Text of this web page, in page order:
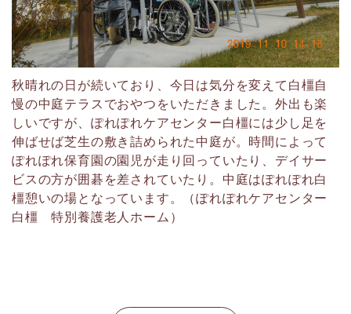
秋晴れの日が続いており、今日は気分を変えて白橿自
慢の中庭テラスでおやつをいただきました。外出も楽
しいですが、ぽれぽれケアセンター白橿には少し足を
伸ばせば芝生の敷き詰められた中庭が。時間によって
ぽれぽれ保育園の園児が走り回っていたり、デイサー
ビスの方が囲碁を差されていたり。中庭はぽれぽれ白
橿憩いの場となっています。（ぽれぽれケアセンター
白橿 特別養護老人ホーム）